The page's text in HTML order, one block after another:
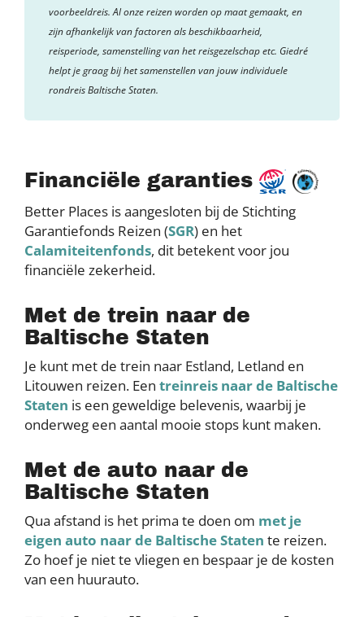
voorbeeldreis. Al onze reizen worden op maat gemaakt, en
zijn afhankelijk van factoren als beschikbaarheid,
reisperiode, samenstelling van het reisgezelschap etc. Giedré
helpt je graag bij het samenstellen van jouw individuele
rondreis Baltische Staten.
Financiële garanties
Better Places is aangesloten bij de Stichting
Garantiefonds Reizen (SGR) en het
Calamiteitenfonds, dit betekent voor jou
financiële zekerheid.
Met de trein naar de
Baltische Staten
Je kunt met de trein naar Estland, Letland en
Litouwen reizen. Een treinreis naar de Baltische
Staten is een geweldige belevenis, waarbij je
onderweg een aantal mooie stops kunt maken.
Met de auto naar de
Baltische Staten
Qua afstand is het prima te doen om met je
eigen auto naar de Baltische Staten te reizen.
Zo hoef je niet te vliegen en bespaar je de kosten
van een huurauto.